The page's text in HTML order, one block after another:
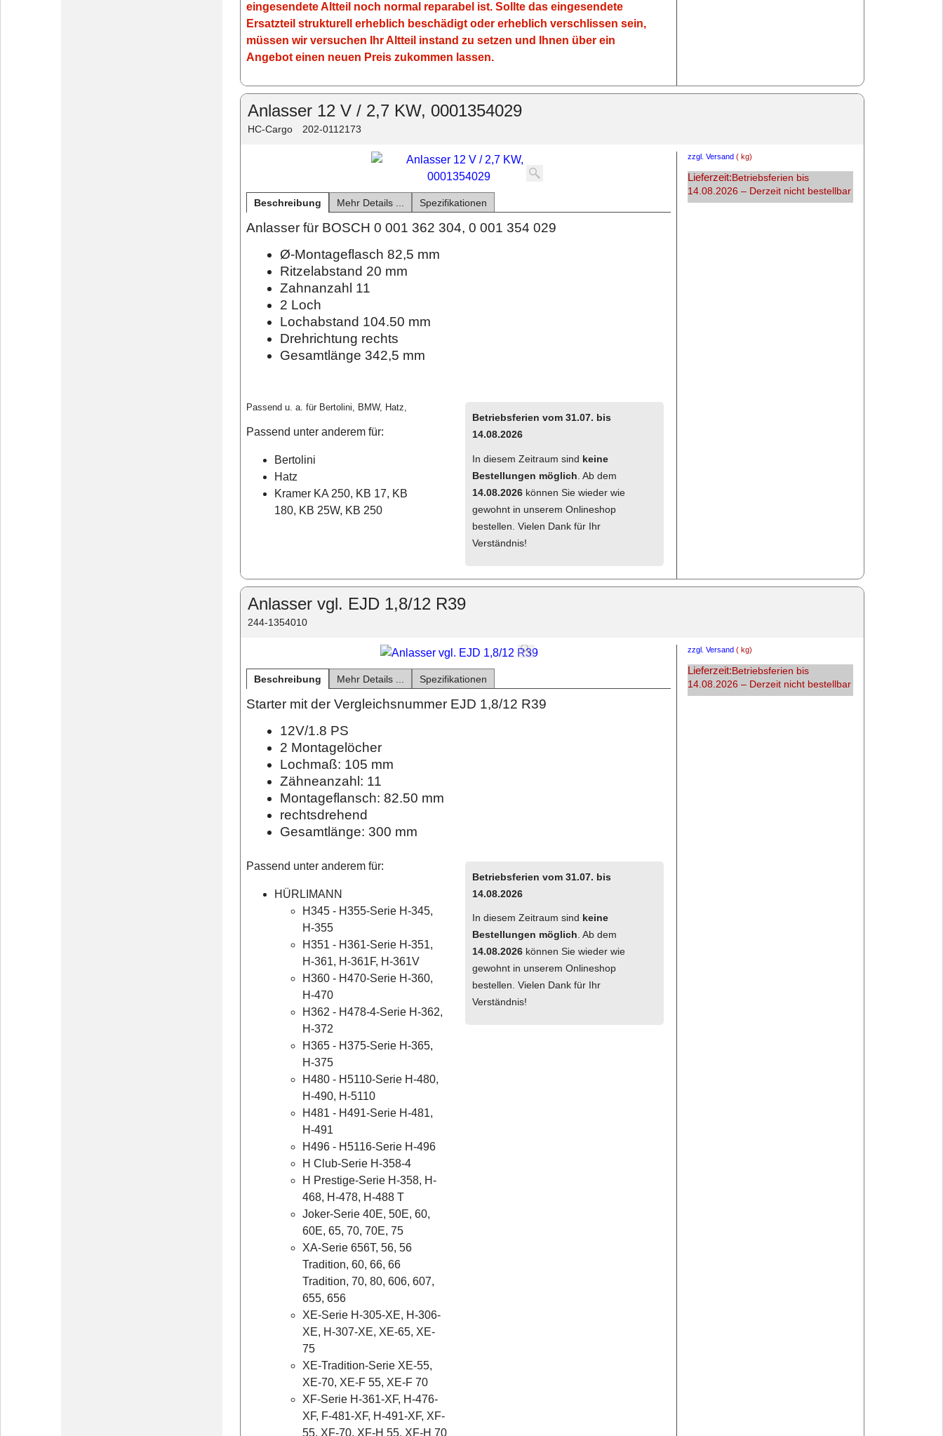
eingesendete Altteil noch normal reparabel ist. Sollte das eingesendete
Ersatzteil strukturell erheblich beschädigt oder erheblich verschlissen sein,
müssen wir versuchen Ihr Altteil instand zu setzen und Ihnen über ein
Angebot einen neuen Preis zukommen lassen.
Anlasser 12 V / 2,7 KW, 0001354029
HC-Cargo 202-0112173
zzgl. Versand kg
Lieferzeit: Betriebsferien bis
14.08.2026 – Derzeit nicht bestellbar
Beschreibung Mehr Details ... Spezifikationen
Anlasser für BOSCH 0 001 362 304, 0 001 354 029
Ø-Montageflasch 82,5 mm
Ritzelabstand 20 mm
Zahnanzahl 11
2 Loch
Lochabstand 104.50 mm
Drehrichtung rechts
Gesamtlänge 342,5 mm
Betriebsferien vom 31.07. bis
14.08.2026
In diesem Zeitraum sind keine
Bestellungen möglich . Ab dem
14.08.2026 können Sie wieder wie
gewohnt in unserem Onlineshop
bestellen. Vielen Dank für Ihr
Verständnis!
Passend u. a. für Bertolini, BMW, Hatz,
Passend unter anderem für:
Bertolini
Hatz
Kramer KA 250, KB 17, KB
180, KB 25W, KB 250
Anlasser vgl. EJD 1,8/12 R39
244-1354010
zzgl. Versand kg
Lieferzeit:Betriebsferien bis
14.08.2026 – Derzeit nicht bestellbar
Beschreibung Mehr Details ... Spezifikationen
Starter mit der Vergleichsnummer EJD 1,8/12 R39
12V/1.8 PS
2 Montagelöcher
Lochmaß: 105 mm
Zähneanzahl: 11
Montageflansch: 82.50 mm
rechtsdrehend
Gesamtlänge: 300 mm
Betriebsferien vom 31.07. bis
14.08.2026
In diesem Zeitraum sind keine
Bestellungen möglich. Ab dem
14.08.2026 können Sie wieder wie
gewohnt in unserem Onlineshop
bestellen. Vielen Dank für Ihr
Verständnis!
Passend unter anderem für:
HÜRLIMANN
H345 - H355-Serie H-345,
H-355
H351 - H361-Serie H-351,
H-361, H-361F, H-361V
H360 - H470-Serie H-360,
H-470
H362 - H478-4-Serie H-362,
H-372
H365 - H375-Serie H-365,
H-375
H480 - H5110-Serie H-480,
H-490, H-5110
H481 - H491-Serie H-481,
H-491
H496 - H5116-Serie H-496
H Club-Serie H-358-4
H Prestige-Serie H-358, H-
468, H-478, H-488 T
Joker-Serie 40E, 50E, 60,
60E, 65, 70, 70E, 75
XA-Serie 656T, 56, 56
Tradition, 60, 66, 66
Tradition, 70, 80, 606, 607,
655, 656
XE-Serie H-305-XE, H-306-
XE, H-307-XE, XE-65, XE-
75
XE-Tradition-Serie XE-55,
XE-70, XE-F 55, XE-F 70
XF-Serie H-361-XF, H-476-
XF, F-481-XF, H-491-XF, XF-
55, XF-70, XF-H 55, XF-H 70